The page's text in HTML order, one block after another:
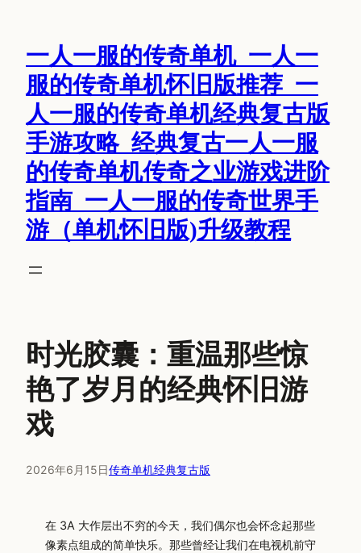
一人一服的传奇单机_一人一
服的传奇单机怀旧版推荐_一
人一服的传奇单机经典复古版
手游攻略_经典复古一人一服
的传奇单机传奇之业游戏进阶
指南_一人一服的传奇世界手
游（单机怀旧版)升级教程
时光胶囊：重温那些惊
艳了岁月的经典怀旧游
戏
2026年6月15日传奇单机经典复古版
在 3A 大作层出不穷的今天，我们偶尔也会怀念起那些
像素点组成的简单快乐。那些曾经让我们在电视机前守